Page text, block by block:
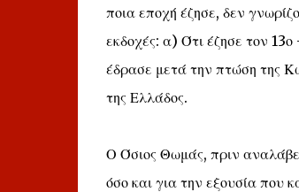
ποια εποχή έζησε, δεν
εκδοχές: α) Ότι έζησε τον
έδρασε μετά την πτώση της
της Ελλάδος.
Ο Όσιος Θωμάς, πριν
όσο και για την εξουσία που